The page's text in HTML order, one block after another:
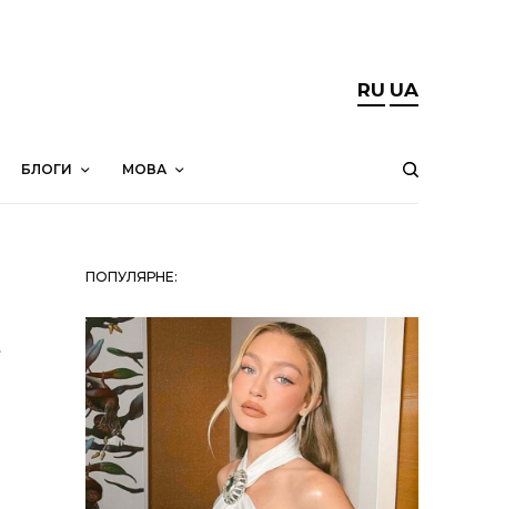
RU UA
БЛОГИ МОВА
ПОПУЛЯРНЕ: